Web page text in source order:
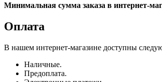
Минимальная сумма заказа в интернет-
Оплата
В нашем интернет-магазине доступны
Наличные.
Предоплата.